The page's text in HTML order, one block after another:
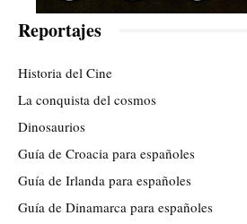
Reportajes
Historia del Cine
La conquista del cosmos
Dinosaurios
Guía de Croacia para españoles
Guía de Irlanda para españoles
Guía de Dinamarca para españoles